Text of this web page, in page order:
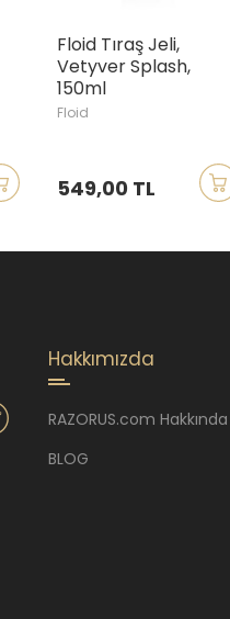
Floid Tıraş Jeli,
Vetyver Splash,
150ml
Floid
549,00 TL
Hakkımızda
RAZORUS.com Hakkında
BLOG